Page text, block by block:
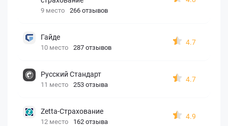
9 место 266 отзывов
Гайде
10 место 287 отзывов
4.7
Русский Стандарт
11 место 253 отзыва
4.7
Zetta-Страхование
12 место 162 отзыва
4.9